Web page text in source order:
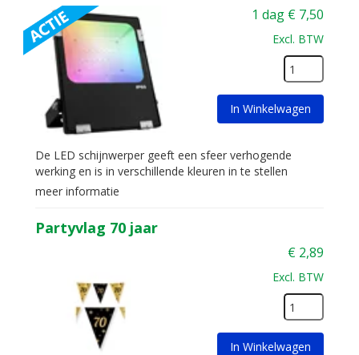
1 dag € 7,50
Excl. BTW
In Winkelwagen
De LED schijnwerper geeft een sfeer verhogende
werking en is in verschillende kleuren in te stellen
meer informatie
Partyvlag 70 jaar
€ 2,89
Excl. BTW
In Winkelwagen